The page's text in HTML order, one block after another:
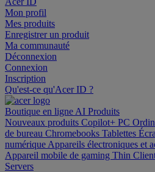
Mon profil
Mes produits
Enregistrer un produit
Ma communauté
Déconnexion
Connexion
Inscription
Qu'est-ce qu'Acer ID ?
Boutique en ligne AI Produits
Nouveaux produits Copilot+ PC
de bureau Chromebooks Tablettes
numérique Appareils électroniques et
Appareil mobile de gaming Thin
Servers